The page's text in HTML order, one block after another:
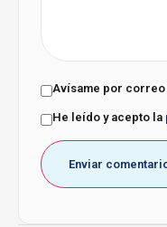
Avísame por
He leído y acepto la